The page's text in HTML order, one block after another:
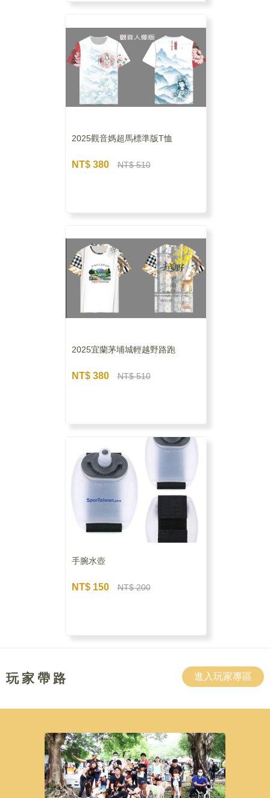
2025觀音媽超馬標準版T恤
NT$ 380 NT$ 510
2025宜蘭茅埔城輕越野路跑
NT$ 380 NT$ 510
手腕水壺
NT$ 150 NT$ 200
玩 家 帶 路 進入玩家專區